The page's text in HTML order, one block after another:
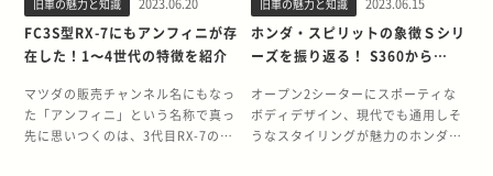
弾Be-1をわずか2週間で上回る注文
を受け、シリーズの人気を不動のも
のにしました。Be-1に端を発した日
新・最先端を求める車業界の流れに
逆行する、レトロ感あふれるデザイ
ンが高い人気を得ました。 まずはパ
レットGT 現在ではトラックやバス
といったイメージの強いいすゞです
が、当時はレースにも参戦するなど
た。 その流れを汲んで、いすゞはセ
ダンタイプのベレットをベースに、
2ドアクーペのベレットGTを発売。
旧車の魅力と知識
FC3S型RX-7にもアンフィニが存
在した！1〜4世代の特徴を紹介
マツダの販売チャンネル名にもなっ
た「アンフィニ」という名称で真っ
先に思いつくのは、3代目RX-7の
旧車の魅力と知識
ホンダ・スピリットの象徴Ｓシリ
ーズを振り返る！ S360から
介
オープン2シーターにスポーティな
ボディデザイン、現代でも通用しそ
うなスタイリングが魅力のホンダ